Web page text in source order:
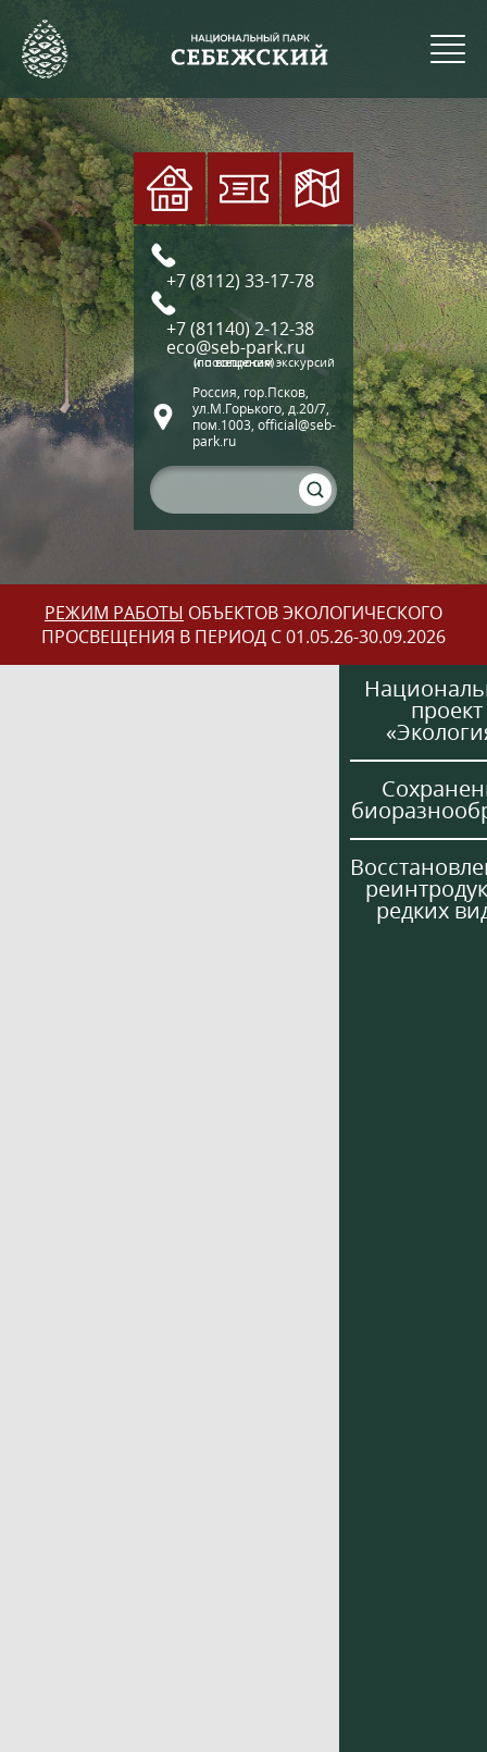
+7 (8112) 33-17-78
+7 (81140) 2-12-38
eco@seb-park.ru
(по вопросам экскурсий и посещения)
Россия, гор.Псков,
ул.М.Горького, д.20/7,
пом.1003, official@seb-
park.ru
РЕЖИМ РАБОТЫ ОБЪЕКТОВ ЭКОЛОГИЧЕСКОГО
ПРОСВЕЩЕНИЯ В ПЕРИОД С 01.05.26-30.09.2026
проект
редких